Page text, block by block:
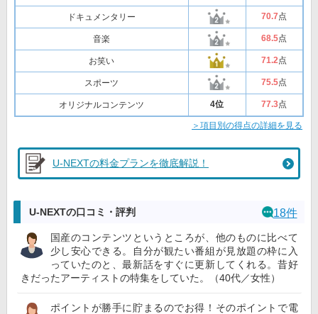
ドキュメンタリー 70.7点
音楽 68.5点
お笑い 71.2点
スポーツ 75.5点
オリジナルコンテンツ 4位 77.3点
＞項目別の得点の詳細を見る
U-NEXTの料金プランを徹底解説！
U-NEXTの口コミ・評判 18件
国産のコンテンツというところが、他のものに比べて
少し安心できる。自分が観たい番組が見放題の枠に入
っていたのと、最新話をすぐに更新してくれる。昔好
きだったアーティストの特集をしていた。（40代／女性）
ポイントが勝手に貯まるのでお得！そのポイントで電